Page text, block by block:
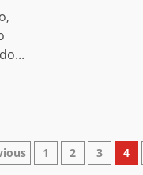
1 2 3 4